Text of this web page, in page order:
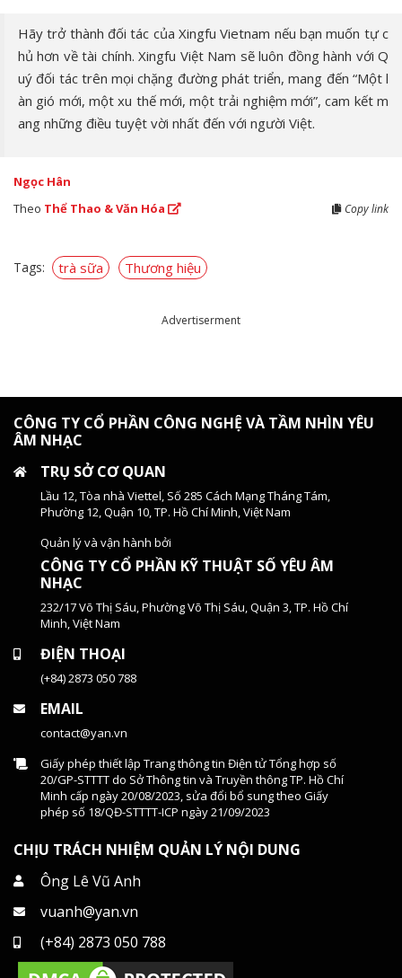
Hãy trở thành đối tác của Xingfu Vietnam nếu bạn muốn tự c
hủ hơn về tài chính. Xingfu Việt Nam sẽ luôn đồng hành với Q
uý đối tác trên mọi chặng đường phát triển, mang đến “Một l
àn gió mới, một xu thế mới, một trải nghiệm mới”, cam kết m
ang những điều tuyệt vời nhất đến với người Việt.
Ngọc Hân
Theo Thể Thao & Văn Hóa Copy link
Tags: trà sữa Thương hiệu
Advertiserment
CÔNG TY CỔ PHẦN CÔNG NGHỆ VÀ TẦM NHÌN YÊU
ÂM NHẠC
TRỤ SỞ CƠ QUAN
Lầu 12, Tòa nhà Viettel, Số 285 Cách Mạng Tháng Tám,
Phường 12, Quận 10, TP. Hồ Chí Minh, Việt Nam
Quản lý và vận hành bởi
CÔNG TY CỔ PHẦN KỸ THUẬT SỐ YÊU ÂM
NHẠC
232/17 Võ Thị Sáu, Phường Võ Thị Sáu, Quận 3, TP. Hồ Chí
Minh, Việt Nam
ĐIỆN THOẠI
(+84) 2873 050 788
EMAIL
contact@yan.vn
Giấy phép thiết lập Trang thông tin Điện tử Tổng hợp số
20/GP-STTTT do Sở Thông tin và Truyền thông TP. Hồ Chí
Minh cấp ngày 20/08/2023, sửa đổi bổ sung theo Giấy
phép số 18/QĐ-STTTT-ICP ngày 21/09/2023
CHỊU TRÁCH NHIỆM QUẢN LÝ NỘI DUNG
Ông Lê Vũ Anh
vuanh@yan.vn
(+84) 2873 050 788